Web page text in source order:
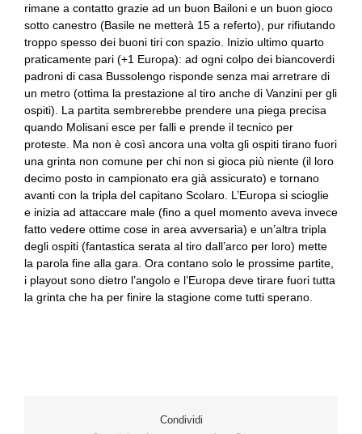
rimane a contatto grazie ad un buon Bailoni e un buon gioco
sotto canestro (Basile ne metterà 15 a referto), pur rifiutando
troppo spesso dei buoni tiri con spazio. Inizio ultimo quarto
praticamente pari (+1 Europa): ad ogni colpo dei biancoverdi
padroni di casa Bussolengo risponde senza mai arretrare di
un metro (ottima la prestazione al tiro anche di Vanzini per gli
ospiti). La partita sembrerebbe prendere una piega precisa
quando Molisani esce per falli e prende il tecnico per
proteste. Ma non è così ancora una volta gli ospiti tirano fuori
una grinta non comune per chi non si gioca più niente (il loro
decimo posto in campionato era già assicurato) e tornano
avanti con la tripla del capitano Scolaro. L’Europa si scioglie
e inizia ad attaccare male (fino a quel momento aveva invece
fatto vedere ottime cose in area avversaria) e un’altra tripla
degli ospiti (fantastica serata al tiro dall’arco per loro) mette
la parola fine alla gara. Ora contano solo le prossime partite,
i playout sono dietro l’angolo e l’Europa deve tirare fuori tutta
la grinta che ha per finire la stagione come tutti sperano.
Condividi